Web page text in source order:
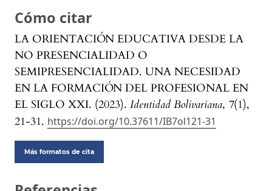
Cómo citar
LA ORIENTACIÓN EDUCATIVA DESDE LA
NO PRESENCIALIDAD O
SEMIPRESENCIALIDAD. UNA NECESIDAD
EN LA FORMACIÓN DEL PROFESIONAL EN
EL SIGLO XXI. (2023). Identidad Bolivariana, 7(1),
21-31. https://doi.org/10.37611/IB7ol121-31
Más formatos de cita